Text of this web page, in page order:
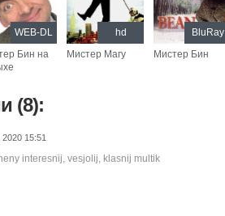
Бин на
WEB-DL
Мистер Магу
hd
Мистер Бин
BluRay
(8):
2020 15:51
interesnij, vesjolij, klasnij multik